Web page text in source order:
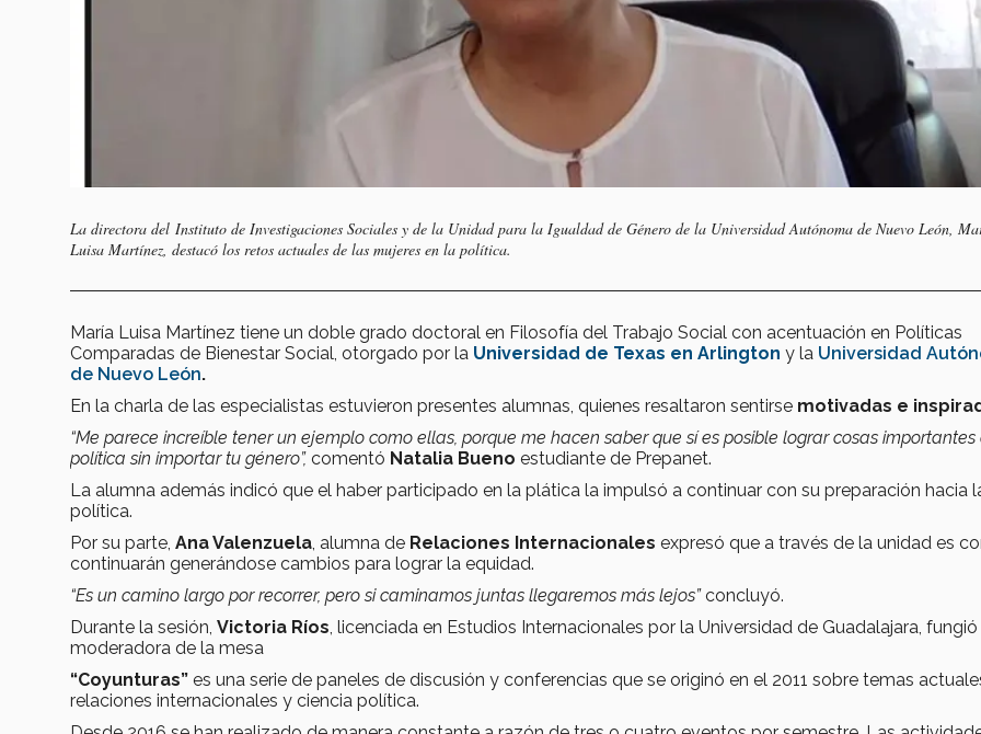
La directora del Instituto de Investigaciones Sociales y de la Unidad para la Igualdad de Género de la Universidad Autónoma de Nuevo León,
Luisa Martínez, destacó los retos actuales de las mujeres en la política.
María Luisa Martínez tiene un doble grado doctoral en Filosofía del Trabajo Social con acentuación en Políticas
Comparadas de Bienestar Social, otorgado por la Universidad de Texas en Arlington y la Universidad
de Nuevo León.
En la charla de las especialistas estuvieron presentes alumnas, quienes resaltaron sentirse motivadas e
“Me parece increíble tener un ejemplo como ellas, porque me hacen saber que sí es posible lograr cosas importantes
política sin importar tu género”, comentó Natalia Bueno estudiante de Prepanet.
La alumna además indicó que el haber participado en la plática la impulsó a continuar con su preparación hacia
política.
Por su parte, Ana Valenzuela, alumna de Relaciones Internacionales expresó que a través de la unidad es
continuarán generándose cambios para lograr la equidad.
“Es un camino largo por recorrer, pero si caminamos juntas llegaremos más lejos”concluyó.
Durante la sesión, Victoria Ríos, licenciada en Estudios Internacionales por la Universidad de Guadalajara,
moderadora de la mesa
“Coyunturas” es una serie de paneles de discusión y conferencias que se originó en el 2011 sobre temas
relaciones internacionales y ciencia política.